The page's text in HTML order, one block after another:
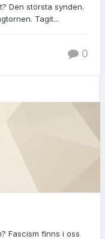
Den största synden.
Tagit...
0
Fascism finns i oss